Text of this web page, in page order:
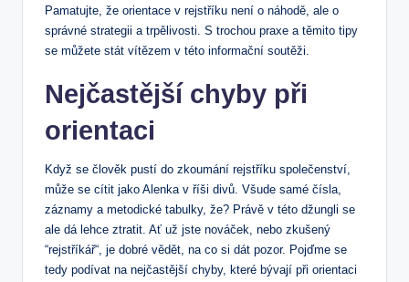
Pamatujte, že orientace v rejstříku není ⁢o náhodě, ale o
správné strategii a trpělivosti. S trochou praxe a těmito tipy
se můžete stát⁤ vítězem v ⁤této informační soutěži.
Nejčastější chyby při
orientaci
Když se člověk pustí do zkoumání⁢ rejstříku společenství,
může se cítit jako Alenka v říši divů. Všude samé čísla,
záznamy a metodické tabulky, že? Právě v⁣ této džungli se
ale dá lehce ztratit. Ať už jste nováček,‌ nebo zkušený
⁣“rejstříkář“, ‌je dobré‌ vědět, na co si dát pozor. Pojďme se
tedy podívat na nejčastější chyby, ⁤které bývají při orientaci